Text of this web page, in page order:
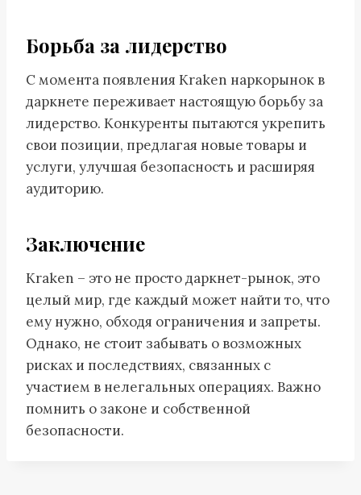
Борьба за лидерство
С момента появления Kraken наркорынок в
даркнете переживает настоящую борьбу за
лидерство. Конкуренты пытаются укрепить
свои позиции, предлагая новые товары и
услуги, улучшая безопасность и расширяя
аудиторию.
Заключение
Kraken – это не просто даркнет-рынок, это
целый мир, где каждый может найти то, что
ему нужно, обходя ограничения и запреты.
Однако, не стоит забывать о возможных
рисках и последствиях, связанных с
участием в нелегальных операциях. Важно
помнить о законе и собственной
безопасности.